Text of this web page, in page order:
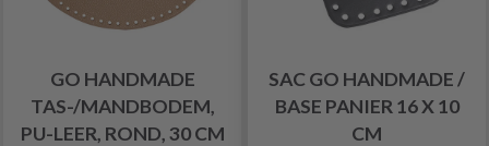
GO HANDMADE
TAS-/MANDBODEM,
PU-LEER, ROND, 30 CM
SAC GO HANDMADE /
BASE PANIER 16 X 10
CM